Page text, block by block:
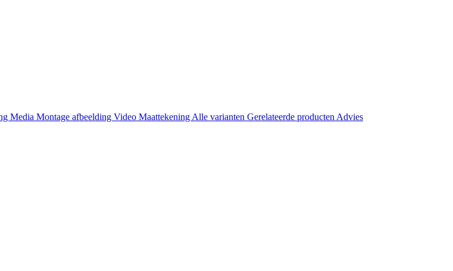
Media Montage afbeelding Video MaattekeningAlle varianten Gerelateerde productenAdvies